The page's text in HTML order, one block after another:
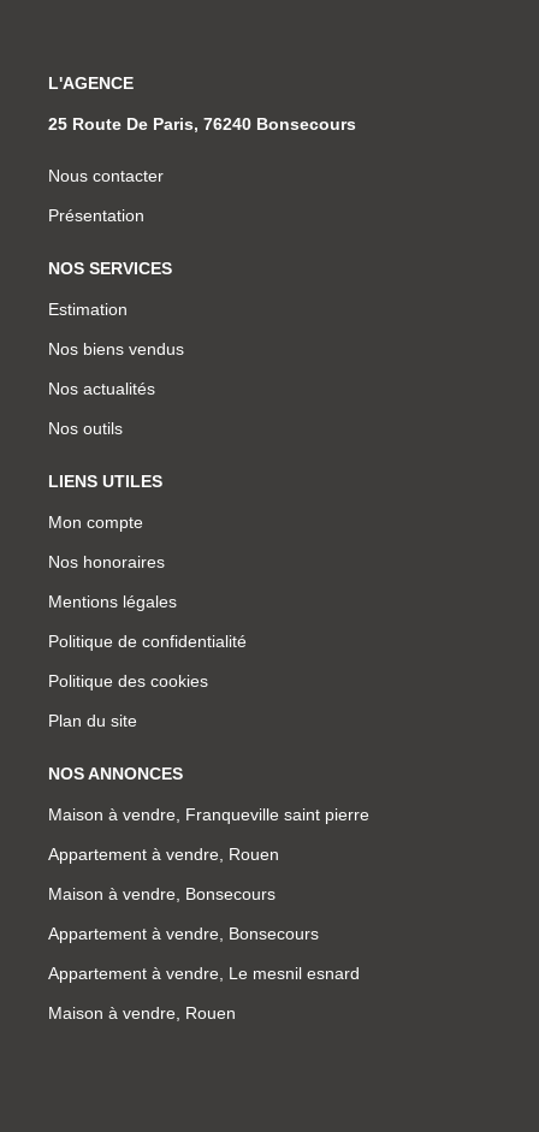
L'AGENCE
25 Route De Paris, 76240 Bonsecours
Nous contacter
Présentation
NOS SERVICES
Estimation
Nos biens vendus
Nos actualités
Nos outils
LIENS UTILES
Mon compte
Nos honoraires
Mentions légales
Politique de confidentialité
Politique des cookies
Plan du site
NOS ANNONCES
Maison à vendre, Franqueville saint pierre
Appartement à vendre, Rouen
Maison à vendre, Bonsecours
Appartement à vendre, Bonsecours
Appartement à vendre, Le mesnil esnard
Maison à vendre, Rouen